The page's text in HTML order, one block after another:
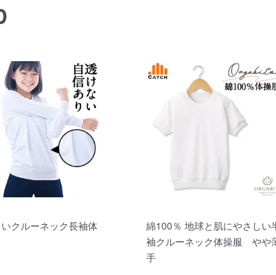
クルーネック長袖体
綿100％ 地球と肌にやさしい
袖クルーネック体操服 やや
手